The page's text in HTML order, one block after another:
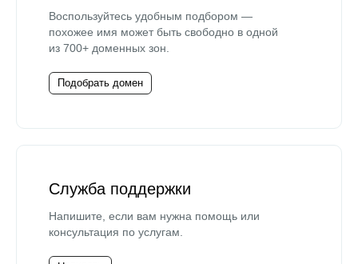
Воспользуйтесь удобным подбором —
похожее имя может быть свободно в одной
из 700+ доменных зон.
Подобрать домен
Служба поддержки
Напишите, если вам нужна помощь или
консультация по услугам.